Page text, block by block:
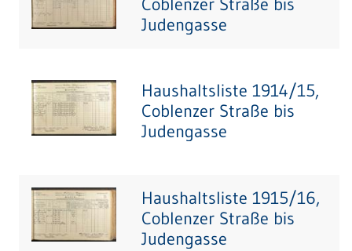
Judengasse
Haushaltsliste 1914/15,
Coblenzer Straße bis
Judengasse
Haushaltsliste 1915/16,
Coblenzer Straße bis
Judengasse